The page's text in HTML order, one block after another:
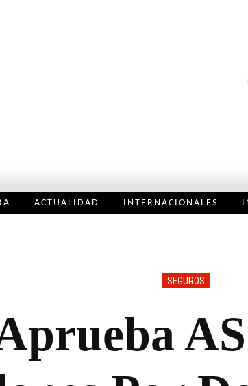
ACTUALIDAD INTERNACIONALES
SEGUROS